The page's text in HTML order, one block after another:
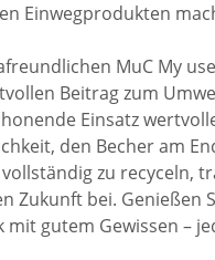
Einwegprodukten
MuC My
Beitrag zum
Einsatz
den Becher am
zu recyceln,
Zukunft bei. Genießen
mit gutem Gewissen –